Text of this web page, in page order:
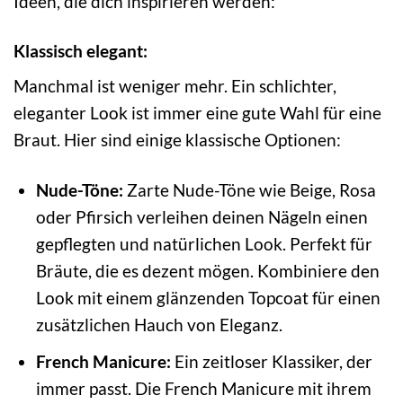
Klassisch elegant:
Manchmal ist weniger mehr. Ein schlichter,
eleganter Look ist immer eine gute Wahl für eine
Braut. Hier sind einige klassische Optionen:
Nude-Töne: Zarte Nude-Töne wie Beige, Rosa
oder Pfirsich verleihen deinen Nägeln einen
gepflegten und natürlichen Look. Perfekt für
Bräute, die es dezent mögen. Kombiniere den
Look mit einem glänzenden Topcoat für einen
zusätzlichen Hauch von Eleganz.
French Manicure: Ein zeitloser Klassiker, der
immer passt. Die French Manicure mit ihrem